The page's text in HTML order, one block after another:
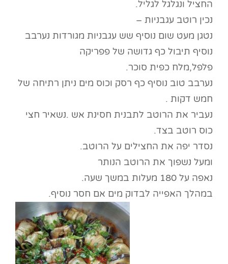
החציל ונגלגל לגליל.
נכין רוטב עגבניות –
נטגן מעט שום נוסיף שש עגבניות מגורדות נערבב
נוסיף תיבול כף גדושה של פפריקה
פלפל,מלח כפית סוכר.
נערבב טוב נוסיף כף רסק וכוס מים ניתן רתיחה של
חמש דקות .
נעביר את הרוטב לתבנית חסינת אש .נשאיר חצי
כוס רוטב בצד.
נסדר יפה את החצילים על הרוטב.
ומעל נשפוך את הרוטב הנותר
נאפה על 180 מעלות במשך שעה.
במהלך האפייה לבדוק מים אם חסר נוסיף.